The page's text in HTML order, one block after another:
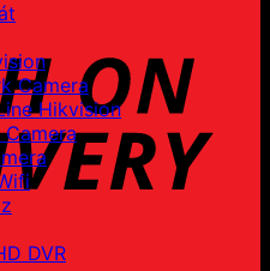
Camera
Hikvision
Camera
DVR